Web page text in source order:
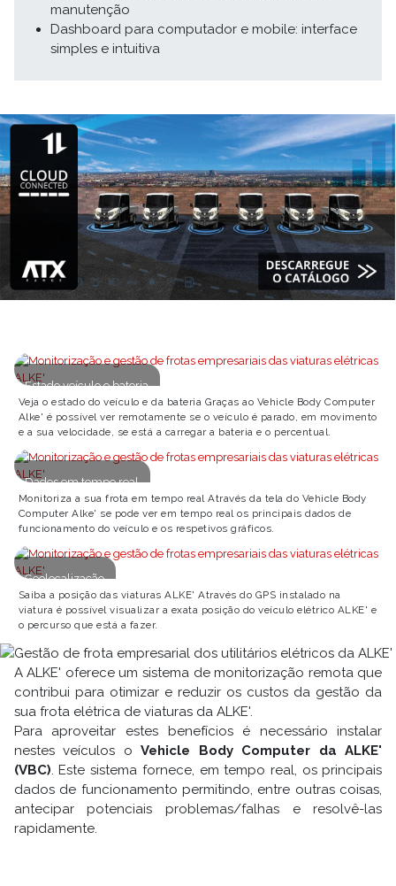
manutenção
Dashboard para computador e mobile: interface
simples e intuitiva
Estado veículo e bateria
Veja o estado do veículo e da bateria Graças ao Vehicle Body Computer
Alke' é possível ver remotamente se o veículo é parado, em movimento
e a sua velocidade, se está a carregar a bateria e o percentual.
Dados em tempo real
Monitoriza a sua frota em tempo real Através da tela do Vehicle Body
Computer Alke' se pode ver em tempo real os principais dados de
funcionamento do veículo e os respetivos gráficos.
Geolocalização
Saiba a posição das viaturas ALKE' Através do GPS instalado na
viatura é possível visualizar a exata posição do veículo elétrico ALKE' e
o percurso que está a fazer.
A ALKE' oferece um sistema de monitorização remota que
contribui para otimizar e reduzir os custos da gestão da
sua frota elétrica de viaturas da ALKE'.
Para aproveitar estes benefícios é necessário instalar
nestes veículos oVehicle Body Computer da ALKE'
(VBC) . Este sistema fornece, em tempo real, os principais
dados de funcionamento permitindo, entre outras coisas,
antecipar potenciais problemas/falhas e resolvê-las
rapidamente.